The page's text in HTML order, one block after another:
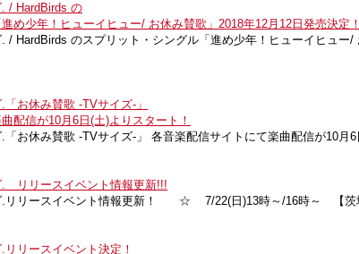
/ HardBirds の
め少年！ヒューイヒュー/ お休み賛歌」2018年12月12日発売決定
/ HardBirds のスプリット・シングル「進め少年！ヒューイヒュ
お休み賛歌 -TVサイズ-」
配信が10月6日(土)よりスタート！
「お休み賛歌 -TVサイズ-」 各音楽配信サイトにて楽曲配信が10
. リリースイベント情報更新!!!
.リリースイベント情報更新！ ☆ 7/22(日)13時～/16時～ 【茨
リースイベント決定！